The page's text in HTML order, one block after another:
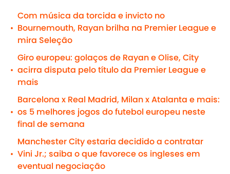
•
Com música da torcida e invicto no
Bournemouth, Rayan brilha na Premier League e
mira Seleção
•
Giro europeu: golaços de Rayan e Olise, City
acirra disputa pelo título da Premier League e
mais
•
Barcelona x Real Madrid, Milan x Atalanta e mais:
os 5 melhores jogos do futebol europeu neste
final de semana
•
Manchester City estaria decidido a contratar
Vini Jr.; saiba o que favorece os ingleses em
eventual negociação